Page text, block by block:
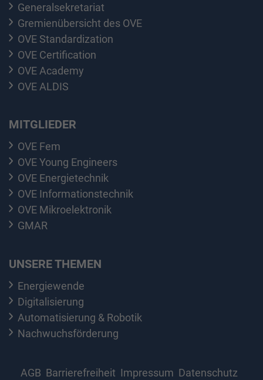
Generalsekretariat
Gremienübersicht des OVE
OVE Standardization
OVE Certification
OVE Academy
OVE ALDIS
MITGLIEDER
OVE Fem
OVE Young Engineers
OVE Energietechnik
OVE Informationstechnik
OVE Mikroelektronik
GMAR
UNSERE THEMEN
Energiewende
Digitalisierung
Automatisierung & Robotik
Nachwuchsförderung
AGB Barrierefreiheit Impressum Datenschutz